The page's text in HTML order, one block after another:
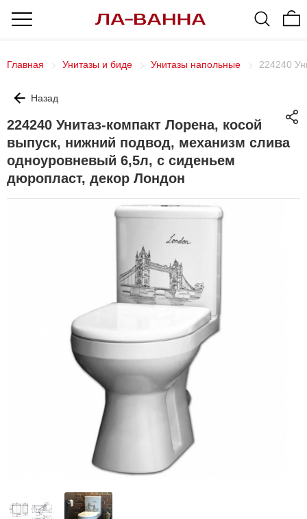
Главная Унитазы и биде Унитазы напольные 224240
Назад
224240 Унитаз-компакт Лорена, косой
выпуск, нижний подвод, механизм слива
одноуровневый 6,5л, с сиденьем
дюропласт, декор Лондон